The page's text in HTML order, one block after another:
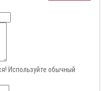
Используйте обычный